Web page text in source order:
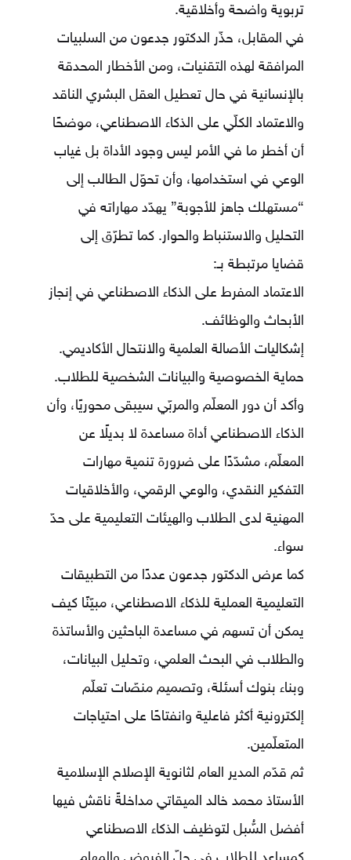
تربوية واضحة وأخلاقية.
في المقابل، حذّر الدكتور جدعون من السلبيات
المرافقة لهذه التقنيات، ومن الأخطار المحدقة
بالإنسانية في حال تعطيل العقل البشري الناقد
والاعتماد الكلّي على الذكاء الاصطناعي، موضحًا
أن أخطر ما في الأمر ليس وجود الأداة بل غياب
الوعي في استخدامها، وأن تحوّل الطالب إلى
“مستهلك جاهز للأجوبة” يهدّد مهاراته في
التحليل والاستنباط والحوار. كما تطرّق إلى
قضايا مرتبطة بـ:
الاعتماد المفرط على الذكاء الاصطناعي في إنجاز
الأبحاث والوظائف.
إشكاليات الأصالة العلمية والانتحال الأكاديمي.
حماية الخصوصية والبيانات الشخصية للطلاب.
وأكد أن دور المعلّم والمربّي سيبقى محوريًا، وأن
الذكاء الاصطناعي أداة مساعدة لا بديلًا عن
المعلّم، مشدّدًا على ضرورة تنمية مهارات
التفكير النقدي، والوعي الرقمي، والأخلاقيات
المهنية لدى الطلاب والهيئات التعليمية على حدّ
سواء.
كما عرض الدكتور جدعون عددًا من التطبيقات
التعليمية العملية للذكاء الاصطناعي، مبيّنًا كيف
يمكن أن تسهم في مساعدة الباحثين والأساتذة
والطلاب في البحث العلمي، وتحليل البيانات،
وبناء بنوك أسئلة، وتصميم منصّات تعلّم
إلكترونية أكثر فاعلية وانفتاحًا على احتياجات
المتعلّمين.
ثم قدّم المدير العام لثانوية الإصلاح الإسلامية
الأستاذ محمد خالد الميقاتي مداخلةً ناقش فيها
أفضل السُّبل لتوظيف الذكاء الاصطناعي